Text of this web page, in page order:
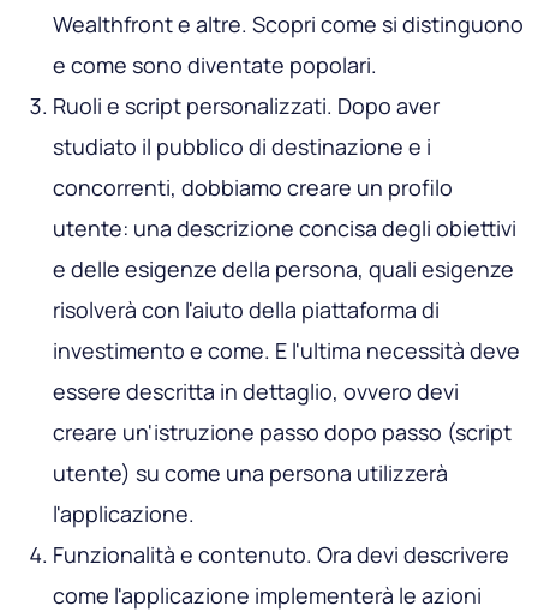
Wealthfront e altre. Scopri come si distinguono
e come sono diventate popolari.
Ruoli e script personalizzati. Dopo aver
studiato il pubblico di destinazione e i
concorrenti, dobbiamo creare un profilo
utente: una descrizione concisa degli obiettivi
e delle esigenze della persona, quali esigenze
risolverà con l'aiuto della piattaforma di
investimento e come. E l'ultima necessità deve
essere descritta in dettaglio, ovvero devi
creare un'istruzione passo dopo passo (script
utente) su come una persona utilizzerà
l'applicazione.
Funzionalità e contenuto. Ora devi descrivere
come l'applicazione implementerà le azioni